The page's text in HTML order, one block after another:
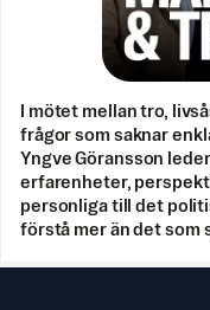
I mötet mellan tro,
frågor som saknar
Yngve Göransson
erfarenheter,
personliga till det
förstå mer än det som